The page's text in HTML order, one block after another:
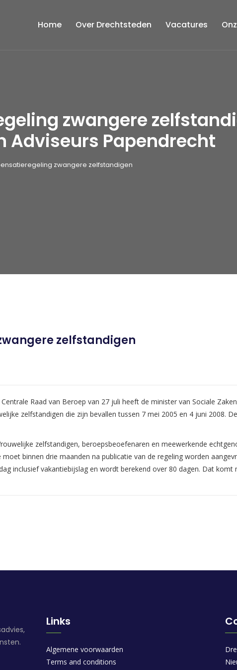
Home Over Drechtsteden Vacatures
zwangere
Adviseurs Papendrecht
zwangere zelfstandigen
zelfstandigen
Raad van Beroep van 27 juli heeft de minister van Sociale
zelfstandigen die zijn bevallen tussen 7 mei 2005 en 4 juni 2008.
zelfstandigen, beroepsbeoefenaren en meewerkende
binnen drie maanden na publicatie van de regeling worden
inclusief vakantiebijslag en wordt berekend over 80 dagen. Dat komt
Links
Algemene voorwaarden
Terms and conditions